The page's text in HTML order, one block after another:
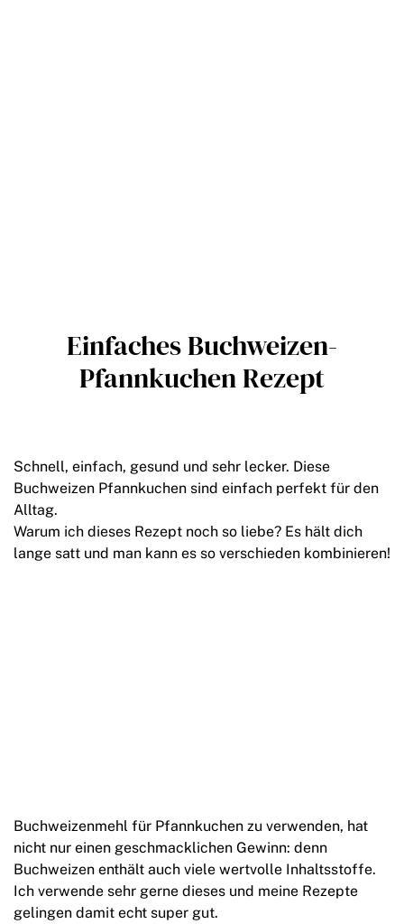
Einfaches Buchweizen-
Pfannkuchen Rezept
Schnell, einfach, gesund und sehr lecker. Diese
Buchweizen Pfannkuchen sind einfach perfekt für den
Alltag.
Warum ich dieses Rezept noch so liebe? Es hält dich
lange satt und man kann es so verschieden kombinieren!
Buchweizenmehl für Pfannkuchen zu verwenden, hat
nicht nur einen geschmacklichen Gewinn: denn
Buchweizen enthält auch viele wertvolle Inhaltsstoffe.
Ich verwende sehr gerne dieses und meine Rezepte
gelingen damit echt super gut.